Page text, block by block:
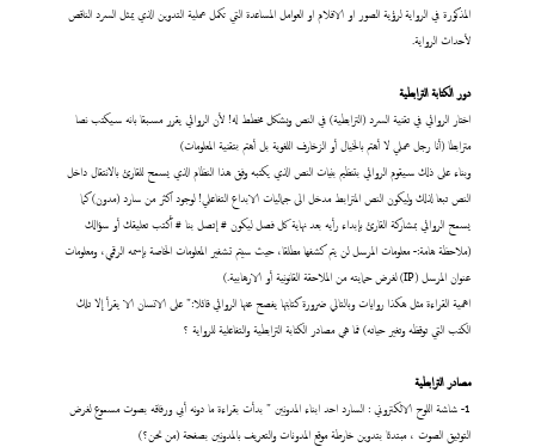
المذكورة في الرواية لرؤية الصور او الافلام او العوامل المساعدة التي تكمل عملية التدوين الذي يمثل السرد الناقص
لأحداث الرواية.
دور الكتابة الترابطية
اختار الروائي في تقنية السرد (الترابطية) في النص وبشكل مخطط له! لأن الروائي يقرر مسبقا بانه سيكتب نصا
مترابطا (أنا رجل عملي لا أهتم بالخيال أو الزخارف اللغوية بل أهتم بتقنية المعلومات)
وبناء على ذلك سيقوم الروائي بتنظيم بنيات النص الذي يكتبه وفق هذا النظام الذي يسمح للقارئ بالانتقال داخل
النص تبعا لذلك وليكون النص المترابط مدخل الى جماليات الابداع التفاعلي! لوجود اكثر من سارد (مدون) كما
يسمح الروائي بمشاركة القارئ بإبداء رأيه بعد نهاية كل فصل ليكون # إتصل بنا # أكتب تعليقك أو سؤالك
(ملاحظة هامة:- معلومات المرسل لن يتم كشفها مطلقا، حيث سيتم تشفير المعلومات الخاصة بإسمه الرقمي، ومعلومات
عنوان المرسل (IP) لغرض حمايته من الملاحقة القانونية أو الارهابية.)
اهمية القراءة مثل هكذا روايات وبالتالي ضرورة كتابتها يفصح عنها الروائي قائلا:" على الانسان الا يقرأ إلا تلك
الكتب التي توقظه وتغير حياته) فما هي مصادر الكتابة الترابطية والتفاعلية للرواية ؟
مصادر الترابطية
1- شاشة اللوح الالكتروني : السارد احد ابناء المدونين " بدأت بقراءة ما دونه أبي ورفاقه بصوت مسموع لغرض
التوثيق الصوت ، مبتدئا بتدوين خارطة موقع المدونات والتعريف بالمدونين بصفحة (من نحن؟)